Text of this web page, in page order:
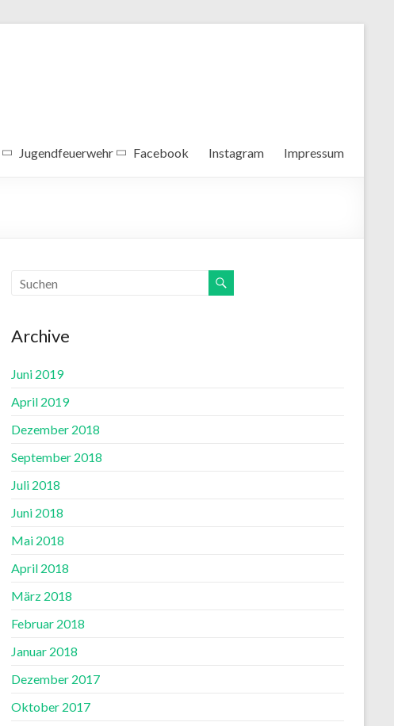
Jugendfeuerwehr Facebook Instagram Impressum
Archive
Juni 2019
April 2019
Dezember 2018
September 2018
Juli 2018
Juni 2018
Mai 2018
April 2018
März 2018
Februar 2018
Januar 2018
Dezember 2017
Oktober 2017